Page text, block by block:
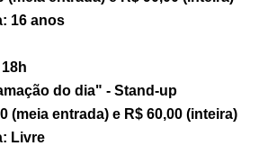
16 anos
do dia" - Stand-up
(meia entrada) e R$ 60,00 (inteira)
Livre